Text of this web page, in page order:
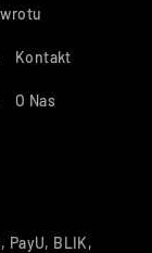
Kontakt
O Nas
PayU, BLIK,